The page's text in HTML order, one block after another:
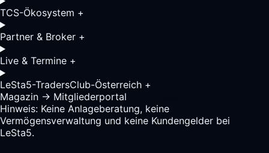
TCS-Ökosystem +
Partner & Broker +
Live & Termine +
LeSta5-TradersClub-Österreich +
Magazin → Mitgliederportal
Hinweis: Keine Anlageberatung, keine
Vermögensverwaltung und keine Kundengelder bei
LeSta5.